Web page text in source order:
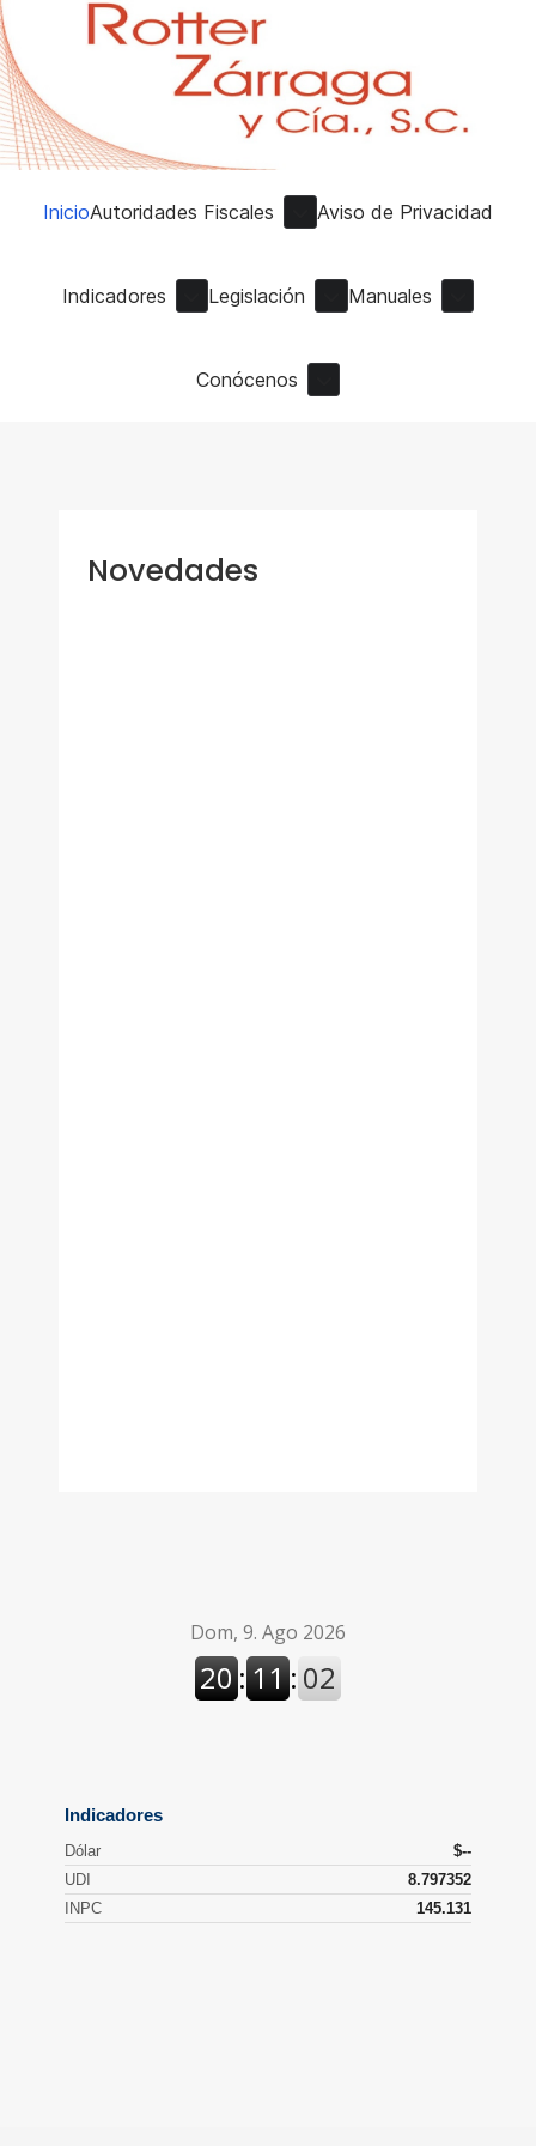
InicioAutoridades Fiscales Aviso de Privacidad
Indicadores Legislación Manuales
Conócenos
Novedades